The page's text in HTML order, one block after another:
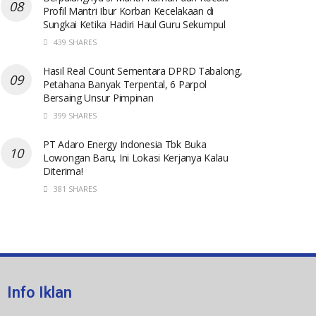
Profil Mantri Ibur Korban Kecelakaan di
Sungkai Ketika Hadiri Haul Guru Sekumpul
439 SHARES
Hasil Real Count Sementara DPRD Tabalong,
Petahana Banyak Terpental, 6 Parpol
Bersaing Unsur Pimpinan
399 SHARES
PT Adaro Energy Indonesia Tbk Buka
Lowongan Baru, Ini Lokasi Kerjanya Kalau
Diterima!
381 SHARES
Info Iklan